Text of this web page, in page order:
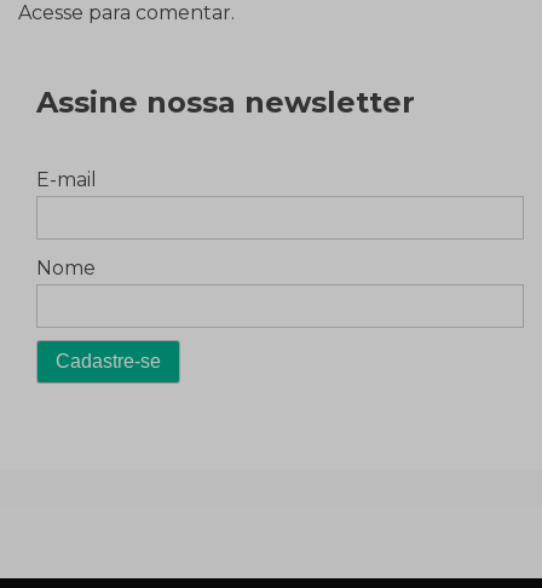
Acesse para comentar.
Assine nossa newsletter
E-mail
Nome